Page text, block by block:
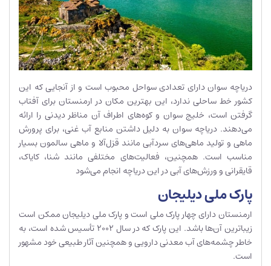
دریاچه سوان دارای تعدادی سواحل محبوب است و از آنجایی که این
کشور خط ساحلی ندارد، این بهترین مکان در ارمنستان برای آفتاب
گرفتن است، خلیج سوان و کوه‌های اطراف آن مناظر دیدنی را ارائه
می‌دهند. دریاچه سوان به دلیل داشتن منابع آب غنی، برای پرورش
ماهی و تولید ماهی‌های سردآبی مانند قزل‌آلا و ماهی سالمون بسیار
مناسب است. همچنین، فعالیت‌های مختلفی مانند شنا، کایاک،
قایقرانی و ورزش‌های آبی در این دریاچه انجام می‌شود
پارک ملی دیلیجان
ارمنستان دارای چهار پارک ملی است و پارک ملی دیلیجان ممکن است
زیباترین آن‌ها باشد. این پارک که در سال 2002 تأسیس شده است، به
خاطر چشمه‌های آب معدنی دارویی و همچنین آثار طبیعی خود مشهور
است.